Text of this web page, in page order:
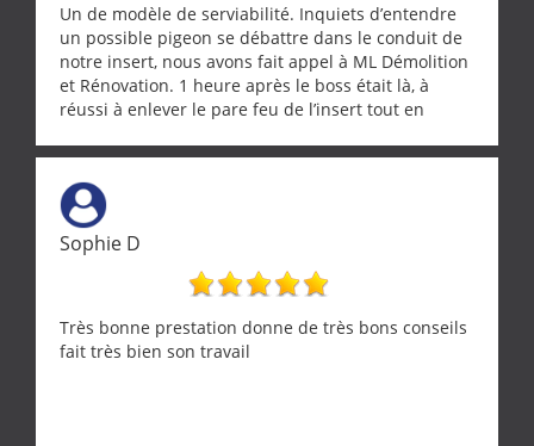
Un de modèle de serviabilité. Inquiets d’entendre
un possible pigeon se débattre dans le conduit de
notre insert, nous avons fait appel à ML Démolition
et Rénovation. 1 heure après le boss était là, à
réussi à enlever le pare feu de l’insert tout en
tourterelle et s’est ensuite patiemment occupé de
l’oiseau jusqu’à ce qu’il reprenne ses esprits et
puisse s’envoler. Après quoi il a procédé au
ramonage de notre insert avec dextérité et une
grande propreté, nous gratifiant également de
nombreux conseils concernant d’autres sujets. Un
entrepreneur comme on souhaite en rencontrer.
Encore un grand merci à lui.
Sophie D
Très bonne prestation donne de très bons conseils
fait très bien son travail